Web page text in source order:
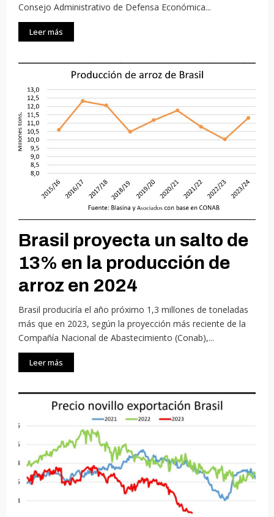
Consejo Administrativo de Defensa Económica...
Leer más
Brasil proyecta un salto de
13% en la producción de
arroz en 2024
Brasil produciría el año próximo 1,3 millones de toneladas
más que en 2023, según la proyección más reciente de la
Compañía Nacional de Abastecimiento (Conab),...
Leer más